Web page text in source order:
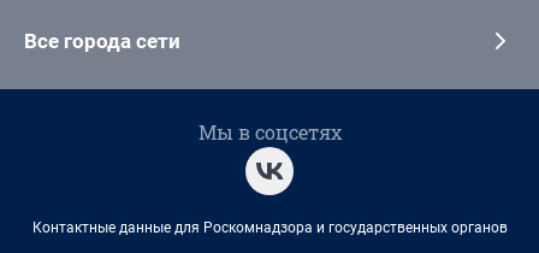
Все города сети
Мы в соцсетях
Контактные данные для Роскомнадзора и государственных органов